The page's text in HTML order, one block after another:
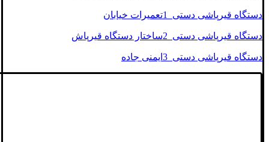
دستگاه قیرپاشی دستی 1تعمیرات خیابان
دستگاه قیرپاشی دستی 2ساختار دستگاه قیرپاش
دستگاه قیرپاشی دستی 3ایمنی جاده